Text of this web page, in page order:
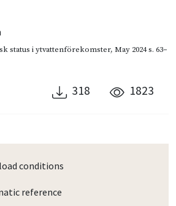
status i ytvattenförekomster, May 2024s. 63–
318 1823
conditions
reference